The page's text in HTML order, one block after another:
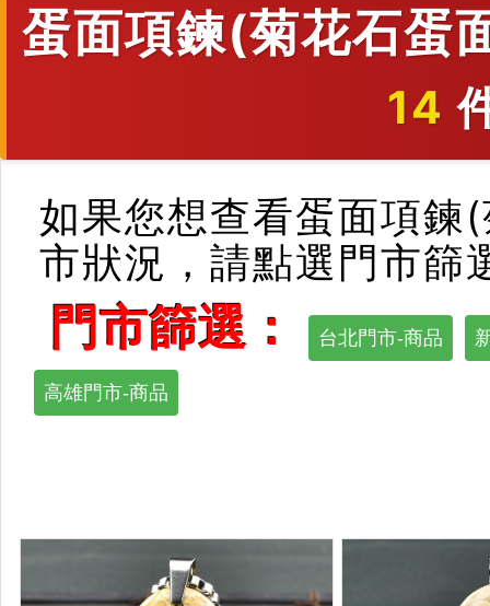
蛋面項鍊(菊花石蛋
14
如果您想查看蛋面項鍊
市狀況，請點選門市篩
門市篩選： 台北門市-商品
高雄門市-商品